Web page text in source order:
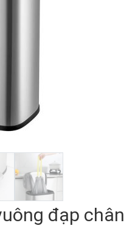
đạp chân